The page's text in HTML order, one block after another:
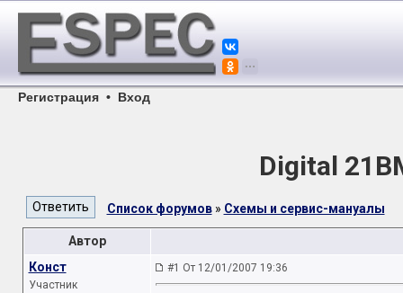
Регистрация • Вход
Digital
Список форумов» Схемы и сервис-мануалы
Автор
Конст
Участник
#1 От 12/01/2007 19:36